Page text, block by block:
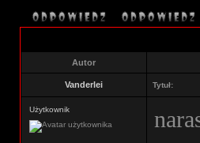
Autor
Vanderlei Tytuł:
Użytkownik